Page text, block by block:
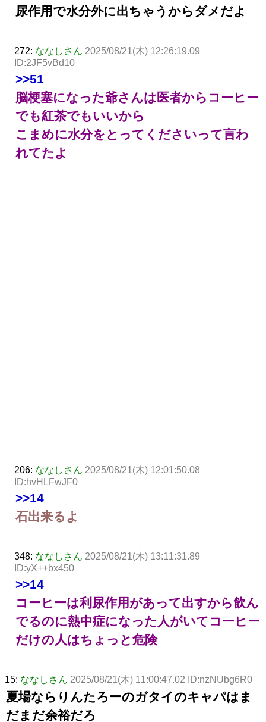
尿作用で水分外に出ちゃうからダメだよ
272: ななしさん 2025/08/21(木) 12:26:19.09
ID:2JF5vBd10
>>51
脳梗塞になった爺さんは医者からコーヒー
でも紅茶でもいいから
こまめに水分をとってくださいって言わ
れてたよ
206: ななしさん 2025/08/21(木) 12:01:50.08
ID:hvHLFwJF0
>>14
石出来るよ
348: ななしさん 2025/08/21(木) 13:11:31.89
ID:yX++bx450
>>14
コーヒーは利尿作用があって出すから飲ん
でるのに熱中症になった人がいてコーヒー
だけの人はちょっと危険
15: ななしさん 2025/08/21(木) 11:00:47.02 ID:nzNUbg6R0
夏場ならりんたろーのガタイのキャパはま
だまだ余裕だろ